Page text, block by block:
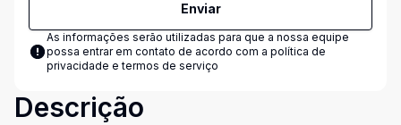
Enviar
As informações serão utilizadas para que a nossa equipe
possa entrar em contato de acordo com a política de
privacidade e termos de serviço
Descrição